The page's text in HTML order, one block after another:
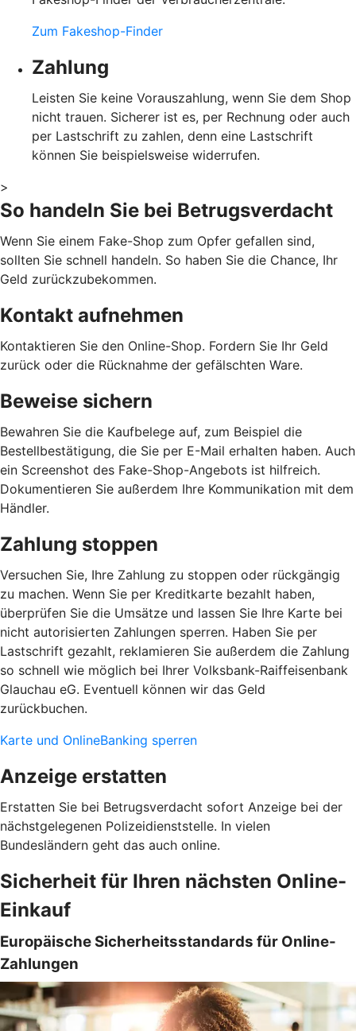
Zum Fakeshop-Finder
Zahlung
Leisten Sie keine Vorauszahlung, wenn Sie dem Shop
nicht trauen. Sicherer ist es, per Rechnung oder auch
per Lastschrift zu zahlen, denn eine Lastschrift
können Sie beispielsweise widerrufen.
>
So handeln Sie bei Betrugsverdacht
Wenn Sie einem Fake-Shop zum Opfer gefallen sind,
sollten Sie schnell handeln. So haben Sie die Chance, Ihr
Geld zurückzubekommen.
Kontakt aufnehmen
Kontaktieren Sie den Online-Shop. Fordern Sie Ihr Geld
zurück oder die Rücknahme der gefälschten Ware.
Beweise sichern
Bewahren Sie die Kaufbelege auf, zum Beispiel die
Bestellbestätigung, die Sie per E-Mail erhalten haben. Auch
ein Screenshot des Fake-Shop-Angebots ist hilfreich.
Dokumentieren Sie außerdem Ihre Kommunikation mit dem
Händler.
Zahlung stoppen
Versuchen Sie, Ihre Zahlung zu stoppen oder rückgängig
zu machen. Wenn Sie per Kreditkarte bezahlt haben,
überprüfen Sie die Umsätze und lassen Sie Ihre Karte bei
nicht autorisierten Zahlungen sperren. Haben Sie per
Lastschrift gezahlt, reklamieren Sie außerdem die Zahlung
so schnell wie möglich bei Ihrer Volksbank-Raiffeisenbank
Glauchau eG. Eventuell können wir das Geld
zurückbuchen.
Karte und OnlineBanking sperren
Anzeige erstatten
Erstatten Sie bei Betrugsverdacht sofort Anzeige bei der
nächstgelegenen Polizeidienststelle. In vielen
Bundesländern geht das auch online.
Sicherheit für Ihren nächsten Online-
Einkauf
Europäische Sicherheitsstandards für Online-
Zahlungen